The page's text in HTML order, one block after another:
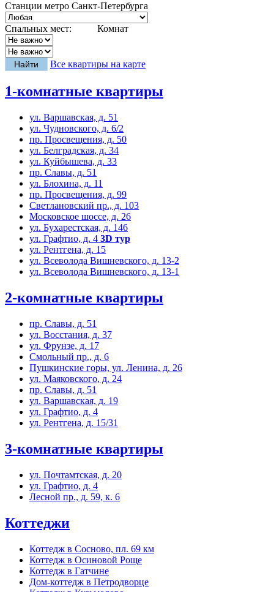
Станции метро Санкт-Петербурга
Спальных мест: Комнат
Все квартиры на карте
1-комнатные квартиры
ул. Варшавская, д. 51
ул. Чудновского, д. 6/2
пр. Просвещения, д. 50
ул. Белградская, д. 34
ул. Куйбышева, д. 33
пр. Славы, д. 51
ул. Блохина, д. 11
пр. Просвещения, д. 99
Светлановский пр., д. 103
Московское шоссе, д. 26
ул. Бухарестская, д. 146
ул. Графтио, д. 4 3D тур
ул. Рентгена, д. 15
ул. Всеволода Вишневского, д. 13-2
ул. Всеволода Вишневского, д. 13-1
2-комнатные квартиры
пр. Славы, д. 51
ул. Восстания, д. 37
ул. Фрунзе, д. 17
Смольный пр., д. 6
Пушкинские горы, ул. Ленина, д. 26
ул. Маяковского, д. 24
пр. Славы, д. 51
ул. Варшавская, д. 19
ул. Графтио, д. 4
ул. Рентгена, д. 15/31
3-комнатные квартиры
ул. Почтамтская, д. 20
ул. Графтио, д. 4
Лесной пр., д. 59, к. 6
Коттеджи
Коттедж в Сосново, пл. 69 км
Коттедж в Осиновой Роще
Коттедж в Гатчине
Дом-коттедж в Петродворце